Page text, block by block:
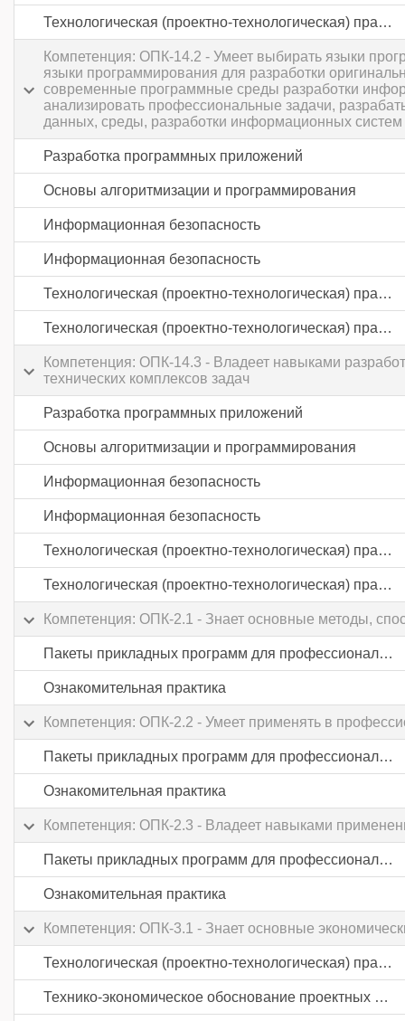
Технологическая (проектно-технологическая) практика
Компетенция: ОПК-14.2 - Умеет выбирать языки
языки программирования для разработки
современные программные среды разработки
анализировать профессиональные задачи,
данных, среды, разработки информационных систем
Разработка программных приложений
Основы алгоритмизации и программирования
Информационная безопасность
Информационная безопасность
Технологическая (проектно-технологическая) практика
Технологическая (проектно-технологическая) практика
Компетенция: ОПК-14.3 - Владеет навыками
технических комплексов задач
Разработка программных приложений
Основы алгоритмизации и программирования
Информационная безопасность
Информационная безопасность
Технологическая (проектно-технологическая) практика
Технологическая (проектно-технологическая) практика
Компетенция: ОПК-2.1 - Знает основные методы,
Пакеты прикладных программ для профессиональной деятельности
Ознакомительная практика
Компетенция: ОПК-2.2 - Умеет применять в
Пакеты прикладных программ для профессиональной деятельности
Ознакомительная практика
Компетенция: ОПК-2.3 - Владеет навыками
Пакеты прикладных программ для профессиональной деятельности
Ознакомительная практика
Компетенция: ОПК-3.1 - Знает основные
Технологическая (проектно-технологическая) практика
Технико-экономическое обоснование проектных решений